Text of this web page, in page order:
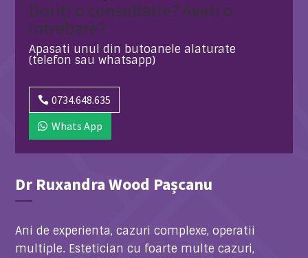
Doriți o consultatie? Aveti o
intrebare?
Apasati unul din butoanele alaturate
(telefon sau whatsapp)
0734.648.635
Whats App
Dr Ruxandra Wood Pașcanu
Ani de experienta, cazuri complexe, operatii
multiple. Estetician cu foarte multe cazuri,